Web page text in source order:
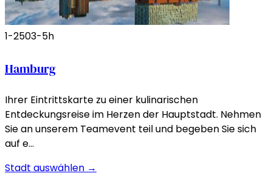
1-2503-5h
Hamburg
Ihrer Eintrittskarte zu einer kulinarischen
Entdeckungsreise im Herzen der Hauptstadt. Nehmen
Sie an unserem Teamevent teil und begeben Sie sich
auf e…
Stadt auswählen →